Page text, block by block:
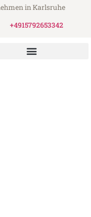
in Karlsruhe
+4915792653342